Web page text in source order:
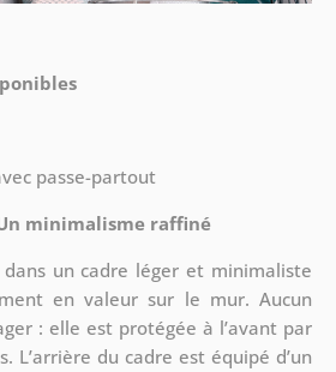
passe-partout
minimalisme raffiné
un cadre léger et minimaliste
en valeur sur le mur. Aucun
: elle est protégée à l’avant par
L’arrière du cadre est équipé d’un